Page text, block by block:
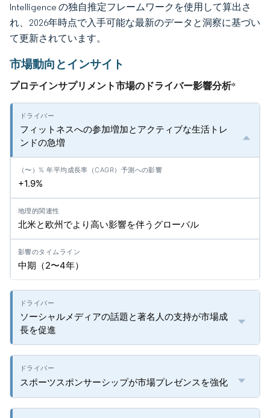
Intelligence の独自推定フレームワークを使用して算出さ
れ、2026年時点で入手可能な最新のデータと洞察に基づい
て更新されています。
市場動向とインサイト
プロテインサプリメント市場のドライバー影響分析*
フィットネスへの参加増加とアクティブな生活トレ
ンドの急増
+1.9%
北米と欧州でより高い影響を伴うグローバル
中期（2〜4年）
ソーシャルメディアの話題と著名人の支持が市場成
長を促進
スポーツスポンサーシップが市場プレゼンスを強化